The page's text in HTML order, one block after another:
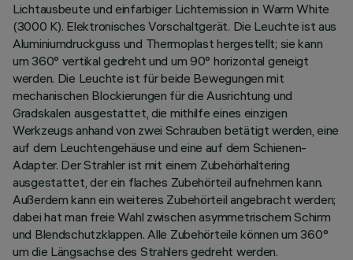
Lichtausbeute und einfarbiger Lichtemission in Warm White
(3000 K). Elektronisches Vorschaltgerät. Die Leuchte ist aus
Aluminiumdruckguss und Thermoplast hergestellt; sie kann
um 360° vertikal gedreht und um 90° horizontal geneigt
werden. Die Leuchte ist für beide Bewegungen mit
mechanischen Blockierungen für die Ausrichtung und
Gradskalen ausgestattet, die mithilfe eines einzigen
Werkzeugs anhand von zwei Schrauben betätigt werden, eine
auf dem Leuchtengehäuse und eine auf dem Schienen-
Adapter. Der Strahler ist mit einem Zubehörhaltering
ausgestattet, der ein flaches Zubehörteil aufnehmen kann.
Außerdem kann ein weiteres Zubehörteil angebracht werden;
dabei hat man freie Wahl zwischen asymmetrischem Schirm
und Blendschutzklappen. Alle Zubehörteile können um 360°
um die Längsachse des Strahlers gedreht werden.